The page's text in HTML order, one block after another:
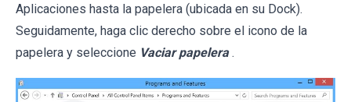
Aplicaciones hasta la papelera (ubicada en su Dock).
Seguidamente, haga clic derecho sobre el icono de la
papelera y seleccione Vaciar papelera .